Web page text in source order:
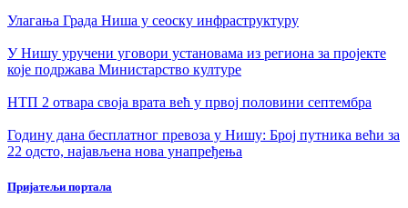
Улагања Града Ниша у сеоску инфраструктуру
У Нишу уручени уговори установама из региона за пројекте
којe подржава Министарство културе
НТП 2 отвара своја врата већ у првој половини септембра
Годину дана бесплатног превоза у Нишу: Број путника већи за
22 одсто, најављена нова унапређења
Пријатељи портала